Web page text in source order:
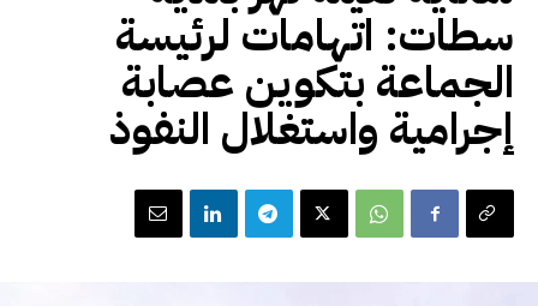
سطات: اتهامات لرئيسة
الجماعة بتكوين عصابة
إجرامية واستغلال النفوذ